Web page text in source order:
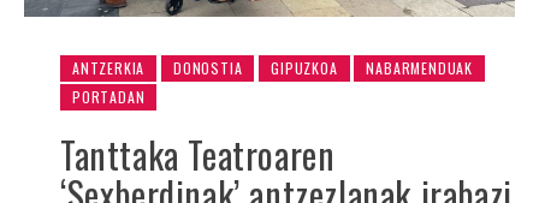
ANTZERKIA DONOSTIA GIPUZKOA
NABARMENDUAK
PORTADAN
Tanttaka Teatroaren